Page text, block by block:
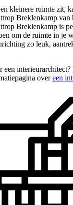
kleinere ruimte zit,
Breklenkamp van
Breklenkamp is
om de ruimte in je
zo leuk,
een
overeen